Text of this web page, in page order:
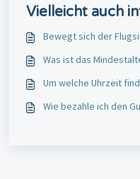
Vielleicht auch
Bewegt sich der
Was ist das
Um welche Uhrzeit
Wie bezahle ich den